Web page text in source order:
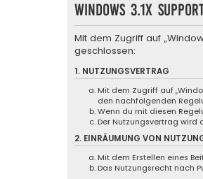
Windows 3.1x
Mit dem Zugriff auf
geschlossen:
1. NUTZUNGSVERTRAG
Mit dem Zugriff auf
den nachfolgenden
Wenn du mit diesen
Der Nutzungsvertrag wird
2. EINRÄUMUNG VON
Mit dem Erstellen eines
Das Nutzungsrecht nach